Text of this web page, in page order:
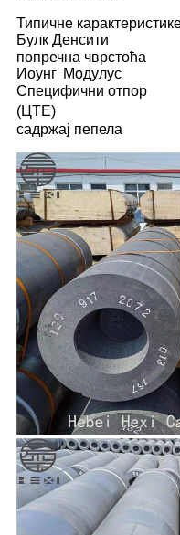
Типичне
Булк Денсити
попречна чврстоћа
Иоунг' Модулус
Специфични отпор
(ЦТЕ)
садржај пепела